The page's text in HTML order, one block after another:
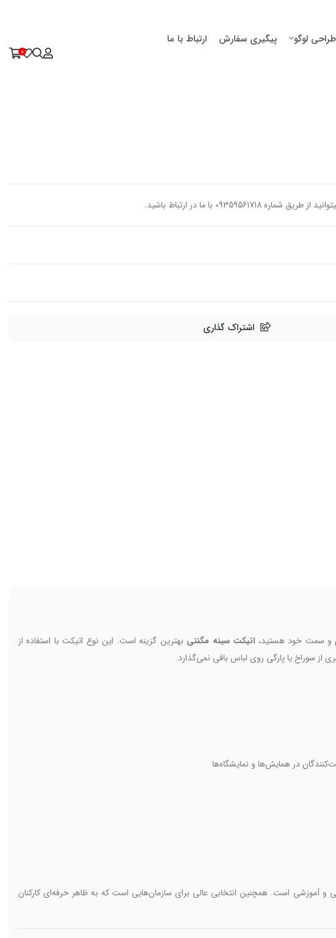
طراحی لوگو پیگیری سفارش ارتباط با ما
0
با ما در ارتباط باشید.
اشتراک گذاری
و سمت خود هستید، اتیکت سینه مگنتی بهترین گزینه است. این نوع اتیکت با استفاده از
از سوراخ یا پارگی روی لباس باقی نمی‌گذارد.
در همایش‌ها و نمایشگاه‌ها
آموزشی است. همچنین انتخابی عالی برای سازمان‌هایی است که به ظاهر حرفه‌ای کارکنان